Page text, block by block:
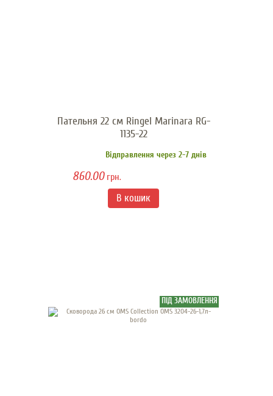
Пательня 22 см Ringel Marinara RG-
1135-22
Відправлення через 2-7 днів
860.00грн.
ПІД ЗАМОВЛЕННЯ